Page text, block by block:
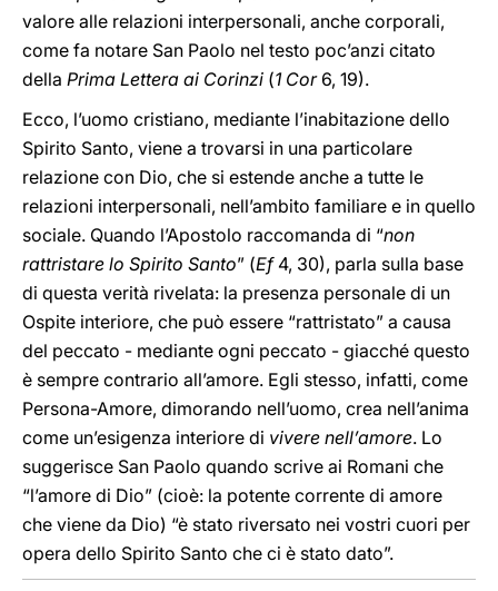
valore alle relazioni interpersonali, anche corporali,
come fa notare San Paolo nel testo poc’anzi citato
della Prima Lettera ai Corinzi (1 Cor 6, 19).
Ecco, l’uomo cristiano, mediante l’inabitazione dello
Spirito Santo, viene a trovarsi in una particolare
relazione con Dio, che si estende anche a tutte le
relazioni interpersonali, nell’ambito familiare e in quello
sociale. Quando l’Apostolo raccomanda di “non
rattristare lo Spirito Santo” (Ef4, 30), parla sulla base
di questa verità rivelata: la presenza personale di un
Ospite interiore, che può essere “rattristato” a causa
del peccato - mediante ogni peccato - giacché questo
è sempre contrario all’amore. Egli stesso, infatti, come
Persona-Amore, dimorando nell’uomo, crea nell’anima
come un’esigenza interiore di vivere nell’amore. Lo
suggerisce San Paolo quando scrive ai Romani che
“l’amore di Dio” (cioè: la potente corrente di amore
che viene da Dio) “è stato riversato nei vostri cuori per
opera dello Spirito Santo che ci è stato dato”.